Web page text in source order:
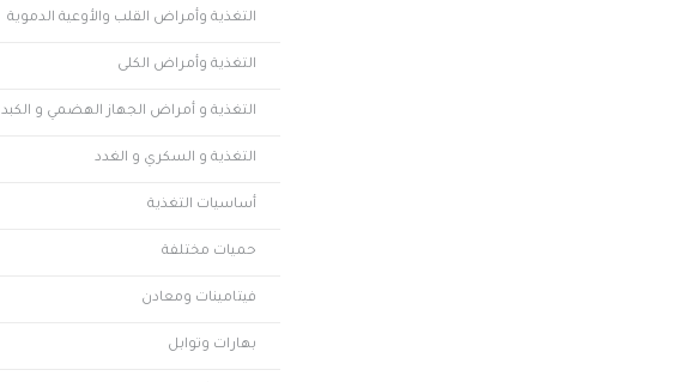
التغذية وأمراض القلب والأوعية الدموية
التغذية وأمراض الكلى
التغذية و أمراض الجهاز الهضمي و الكبد
التغذية و السكري و الغدد
أساسيات التغذية
حميات مختلفة
فيتامينات ومعادن
بهارات وتوابل